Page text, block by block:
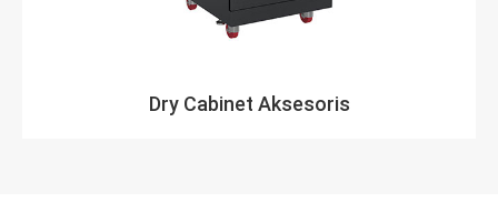
Dry Cabinet Aksesoris